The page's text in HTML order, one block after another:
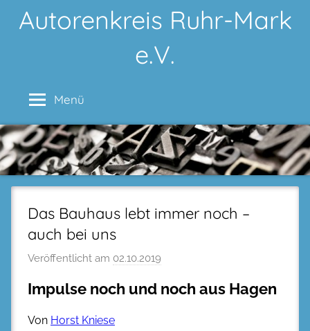
InhaltAutorenkreis Ruhr-Mark
e.V.
Menü
Das Bauhaus lebt immer noch –
auch bei uns
Veröffentlicht am 02.10.2019
Impulse noch und noch aus Hagen
Von Horst Kniese